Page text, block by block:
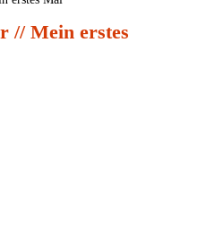
// Mein erstes